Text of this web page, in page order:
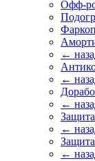
Офф-
←
←
←
←
←